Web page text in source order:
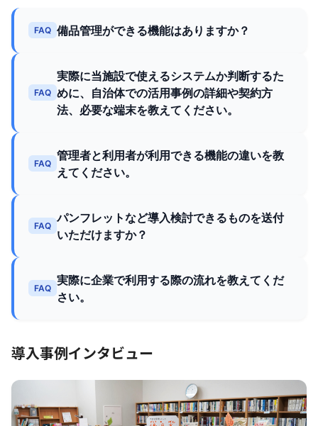
FAQ 備品管理ができる機能はありますか？
FAQ
実際に当施設で使えるシステムか判断するた
めに、自治体での活用事例の詳細や契約方
法、必要な端末を教えてください。
FAQ
管理者と利用者が利用できる機能の違いを教
えてください。
FAQ
パンフレットなど導入検討できるものを送付
いただけますか？
FAQ
実際に企業で利用する際の流れを教えてくだ
さい。
導入事例インタビュー